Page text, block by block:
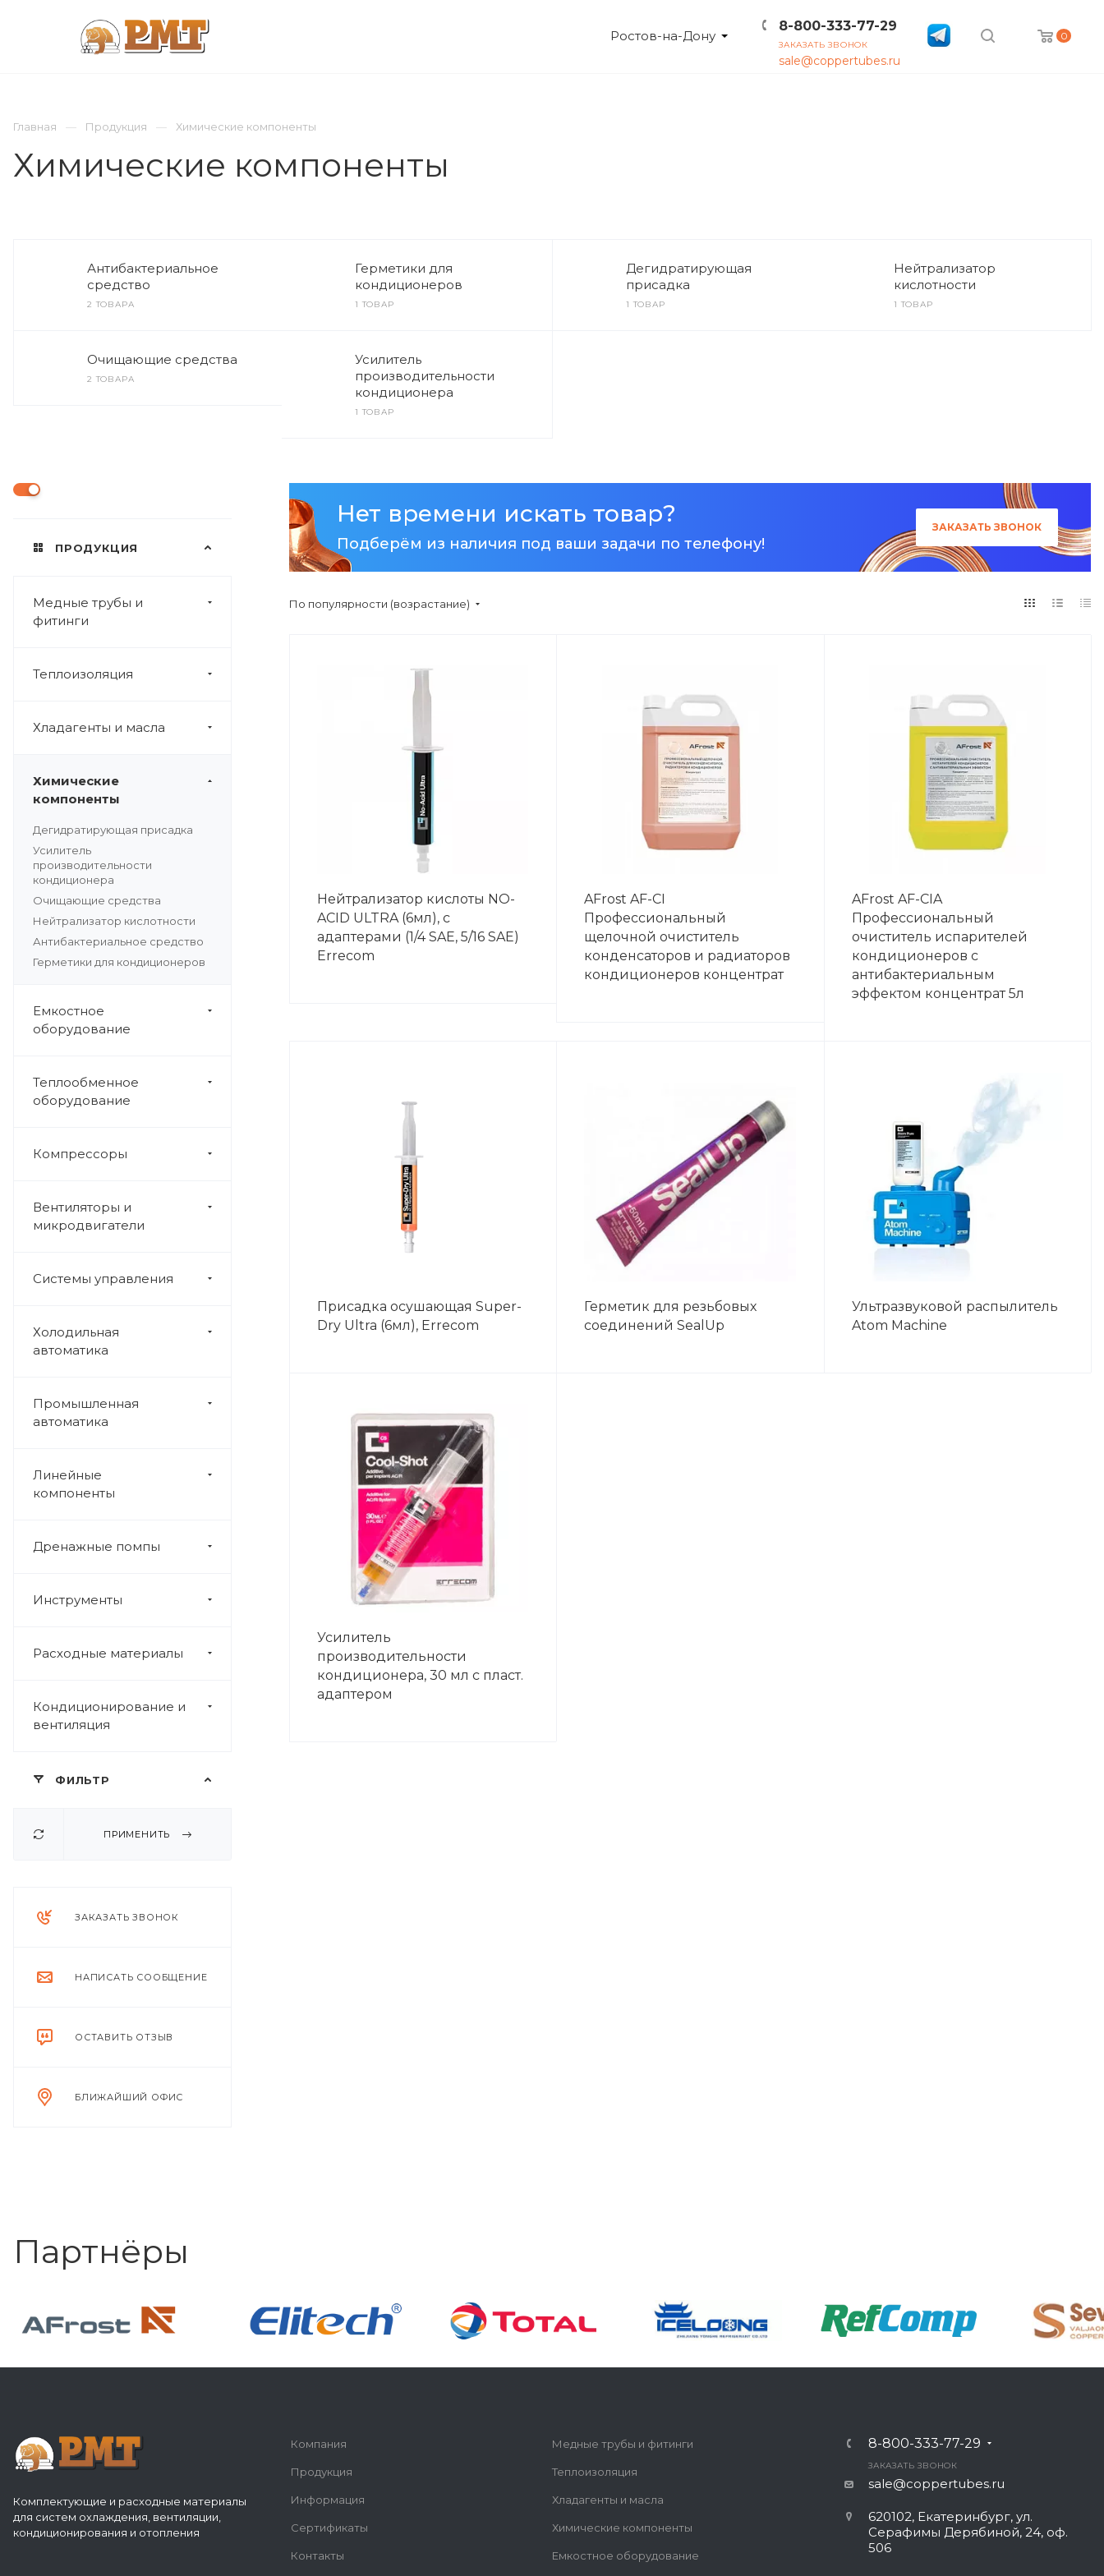
0
8-800-333-77-29
ЗАКАЗАТЬ ЗВОНОК
sale@coppertubes.ru
Ростов-на-Дону
Главная
Продукция Химические компоненты
Химические компоненты
Антибактериальное
средство
2 ТОВАРА
Герметики для
кондиционеров
1 ТОВАР
Дегидратирующая
присадка
1 ТОВАР
Нейтрализатор
кислотности
1 ТОВАР
Очищающие средства
2 ТОВАРА
Усилитель
производительности
кондиционера
1 ТОВАР
ПРОДУКЦИЯ
Медные трубы и
фитинги
Теплоизоляция
Хладагенты и масла
Химические
компоненты
Дегидратирующая присадка
Усилитель
производительности
кондиционера
Очищающие средства
Нейтрализатор кислотности
Антибактериальное средство
Герметики для кондиционеров
Емкостное
оборудование
Теплообменное
оборудование
Компрессоры
Вентиляторы и
микродвигатели
Системы управления
Холодильная
автоматика
Промышленная
автоматика
Линейные
компоненты
Дренажные помпы
Инструменты
Расходные материалы
Кондиционирование и
вентиляция
ФИЛЬТР
ПРИМЕНИТЬ
ЗАКАЗАТЬ ЗВОНОК
НАПИСАТЬ СООБЩЕНИЕ
ОСТАВИТЬ ОТЗЫВ
БЛИЖАЙШИЙ ОФИС
Нет времени искать товар?
Подберём из наличия под ваши задачи по телефону!
ЗАКАЗАТЬ ЗВОНОК
По популярности (возрастание)
Нейтрализатор кислоты NO-
ACID ULTRA (6мл), с
адаптерами (1/4 SAE, 5/16 SAE)
Errecom
AFrost AF-CI
Профессиональный
щелочной очиститель
конденсаторов и радиаторов
кондиционеров концентрат
AFrost AF-CIA
Профессиональный
очиститель испарителей
кондиционеров с
антибактериальным
эффектом концентрат 5л
Присадка осушающая Super-
Dry Ultra (6мл), Errecom
Герметик для резьбовых
соединений SealUp
Ультразвуковой распылитель
Atom Machine
Усилитель
производительности
кондиционера, 30 мл с пласт.
адаптером
Партнёры
Комплектующие и расходные материалы
для систем охлаждения, вентиляции,
кондиционирования и отопления
Компания
Продукция
Информация
Сертификаты
Контакты
Медные трубы и фитинги
Теплоизоляция
Хладагенты и масла
Химические компоненты
Емкостное оборудование
8-800-333-77-29
ЗАКАЗАТЬ ЗВОНОК
sale@coppertubes.ru
620102, Екатеринбург, ул.
Серафимы Дерябиной, 24, оф.
506